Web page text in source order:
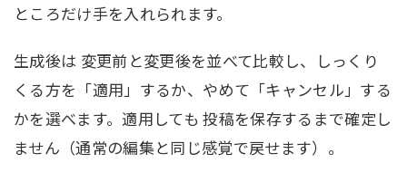
ところだけ手を入れられます。
生成後は 変更前と変更後を並べて比較し、しっくり
くる方を「適用」するか、やめて「キャンセル」する
かを選べます。適用しても 投稿を保存するまで確定し
ません（通常の編集と同じ感覚で戻せます）。